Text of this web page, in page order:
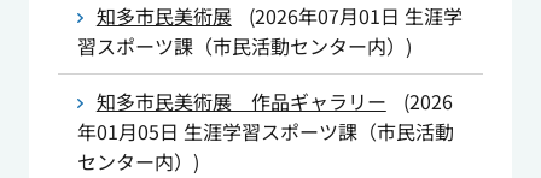
知多市民美術展
(2026年07月01日 生涯学
習スポーツ課（市民活動センター内） )
知多市民美術展 作品ギャラリー
(2026
年01月05日 生涯学習スポーツ課（市民活動
センター内） )